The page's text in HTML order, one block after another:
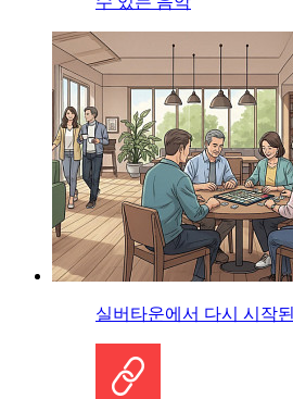
실버타운에서 다시 시작